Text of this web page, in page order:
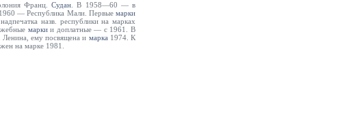
Франц. Судан . В 1958—60 — в
— Республика Мали. Первые марки
назв. республики на марках
маркии доплатные — с 1961. В
ему посвящена и марка 1974. К
на марке 1981.